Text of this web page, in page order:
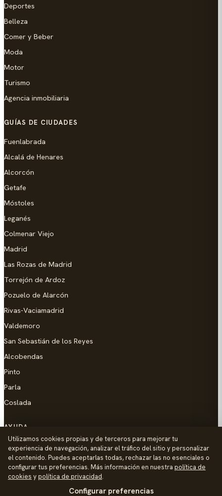
Deportes
Belleza
Comer y Beber
Moda
Motor
Turismo
Agencia inmobiliaria
GUÍAS DE CIUDADES
Fuenlabrada
Alcalá de Henares
Alcorcón
Getafe
Móstoles
Leganés
Colmenar Viejo
Madrid
Las Rozas de Madrid
Torrejón de Ardoz
Pozuelo de Alarcón
Rivas-Vaciamadrid
Valdemoro
San Sebastián de los Reyes
Alcobendas
Pinto
Parla
Coslada
AYUDA
Añadir empresa
Contacto
Política de Privacidad
Utilizamos cookies propias y de terceros para mejorar tu
experiencia de navegación, analizar el tráfico del sitio y personalizar
el contenido. Puedes aceptarlas todas, rechazar las no esenciales o
configurar tus preferencias. Más información en nuestra política de
cookies ypolítica de privacidad.
Configurar preferencias